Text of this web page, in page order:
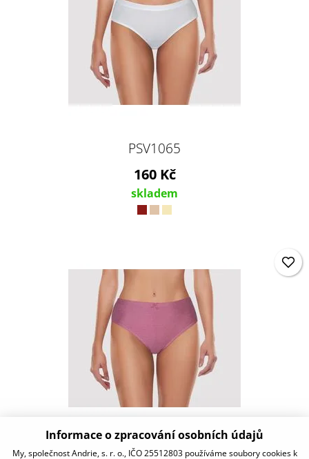
PSV1065
160 Kč
skladem
PS1125
Informace o zpracování osobních údajů
My, společnost Andrie, s. r. o., IČO 25512803 používáme soubory cookies k